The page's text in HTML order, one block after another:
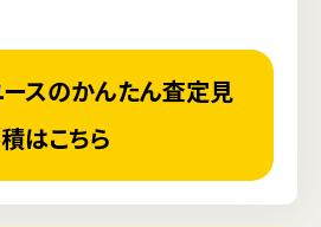
ースのかんたん査定見
積はこちら